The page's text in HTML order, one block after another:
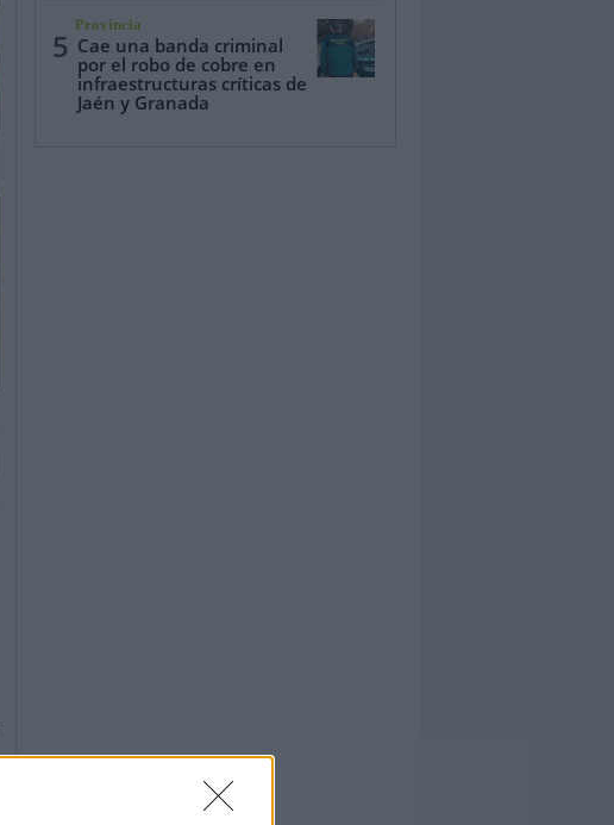
5
Provincia
Cae una banda criminal
por el robo de cobre en
infraestructuras críticas de
Jaén y Granada